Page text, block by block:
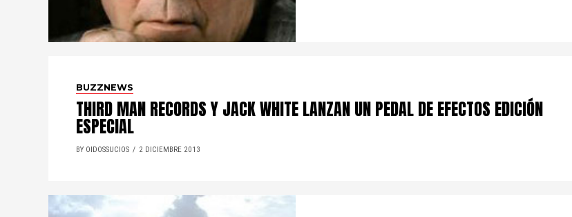
BUZZNEWS
THIRD MAN RECORDS Y JACK WHITE LANZAN UN PEDAL DE EFECTOS EDICIÓN
ESPECIAL
BY OIDOSSUCIOS 2 DICIEMBRE 2013